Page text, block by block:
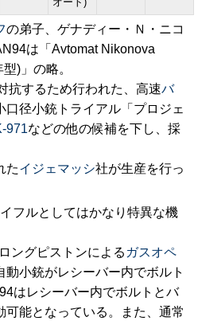
の弟子、ゲナディー・Ｎ・ニコ
は「Avtomat Nikonova
)」の略。
抗するため行われた、高速バ
口径小銃トライアル「プロジェ
971などの他の候補を下し、採
たイジェマッシ社が生産を行っ
フルとしてはかなり特異な機
ングピストンによる ガスオペ
動小銃がレシーバー内でボルト
はレシーバー内でボルトとバ
可能となっている。また、通常